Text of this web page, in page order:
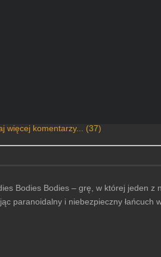
więcej komentarzy... (37)
Bodies Bodies – grę, w której jeden z
paranoidalny i niebezpieczny łańcuch